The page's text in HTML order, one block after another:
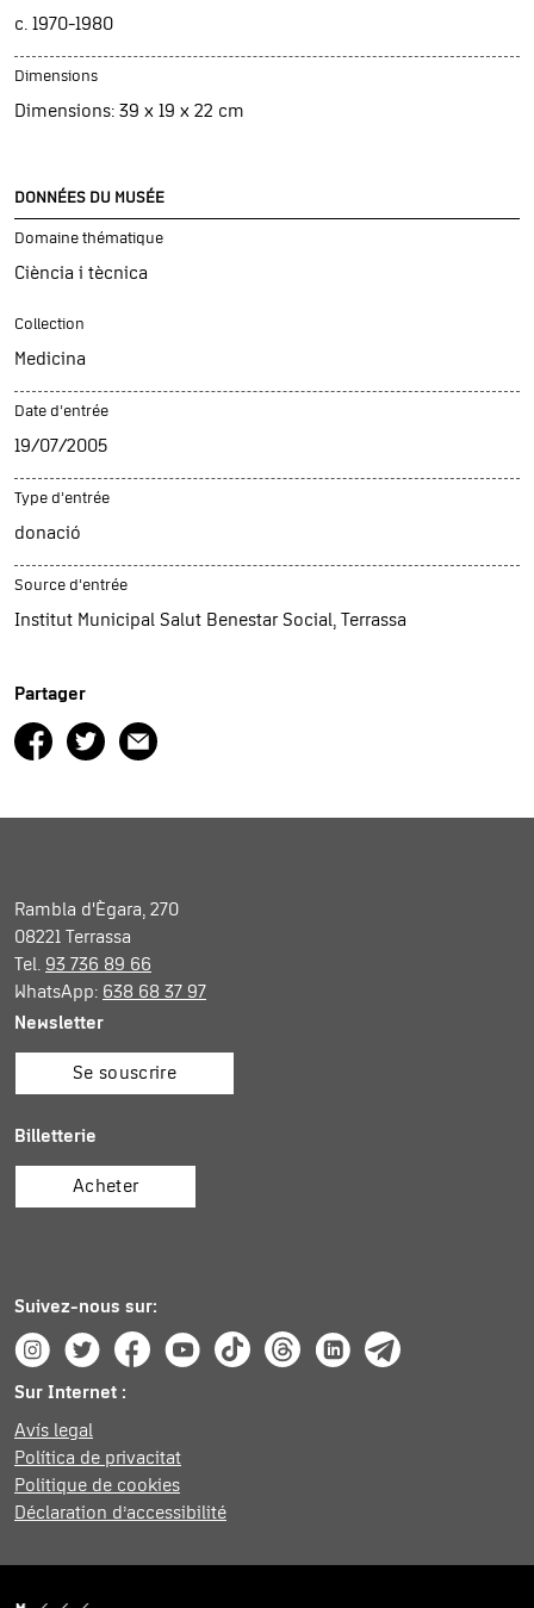
c. 1970-1980
Dimensions
Dimensions: 39 x 19 x 22 cm
DONNÉES DU MUSÉE
Domaine thématique
Ciència i tècnica
Collection
Medicina
Date d’entrée
19/07/2005
Type d’entrée
donació
Source d’entrée
Institut Municipal Salut Benestar Social, Terrassa
Partager
Rambla d'Ègara, 270
08221 Terrassa
Tel. 93 736 89 66
WhatsApp: 638 68 37 97
Newsletter
Se souscrire
Billetterie
Acheter
Suivez-nous sur:
Instagram
TwitterFacebookYoutubeTik TokThreadsLinkedinTelegram
Sur Internet :
Avís legal
Política de privacitat
Politique de cookies
Déclaration d’accessibilité